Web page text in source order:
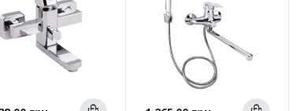
Швидкий
Швидкий